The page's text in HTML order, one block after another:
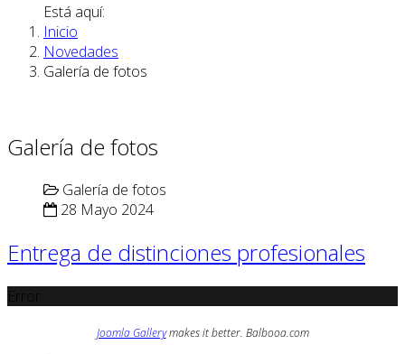
Está aquí:
Inicio
Novedades
Galería de fotos
Galería de fotos
Galería de fotos
28 Mayo 2024
Entrega de distinciones profesionales
Joomla Gallerymakes it better. Balbooa.com